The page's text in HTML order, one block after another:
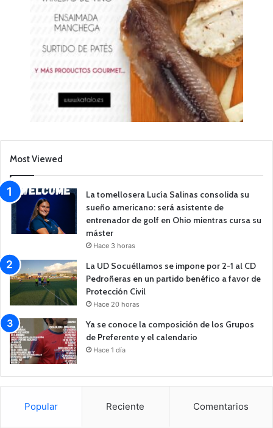
Most Viewed
La tomellosera Lucía Salinas consolida su
sueño americano: será asistente de
entrenador de golf en Ohio mientras cursa su
máster
Hace 3 horas
La UD Socuéllamos se impone por 2-1 al CD
Pedroñeras en un partido benéfico a favor de
Protección Civil
Hace 20 horas
Ya se conoce la composición de los Grupos
de Preferente y el calendario
Hace 1 día
Popular Reciente Comentarios